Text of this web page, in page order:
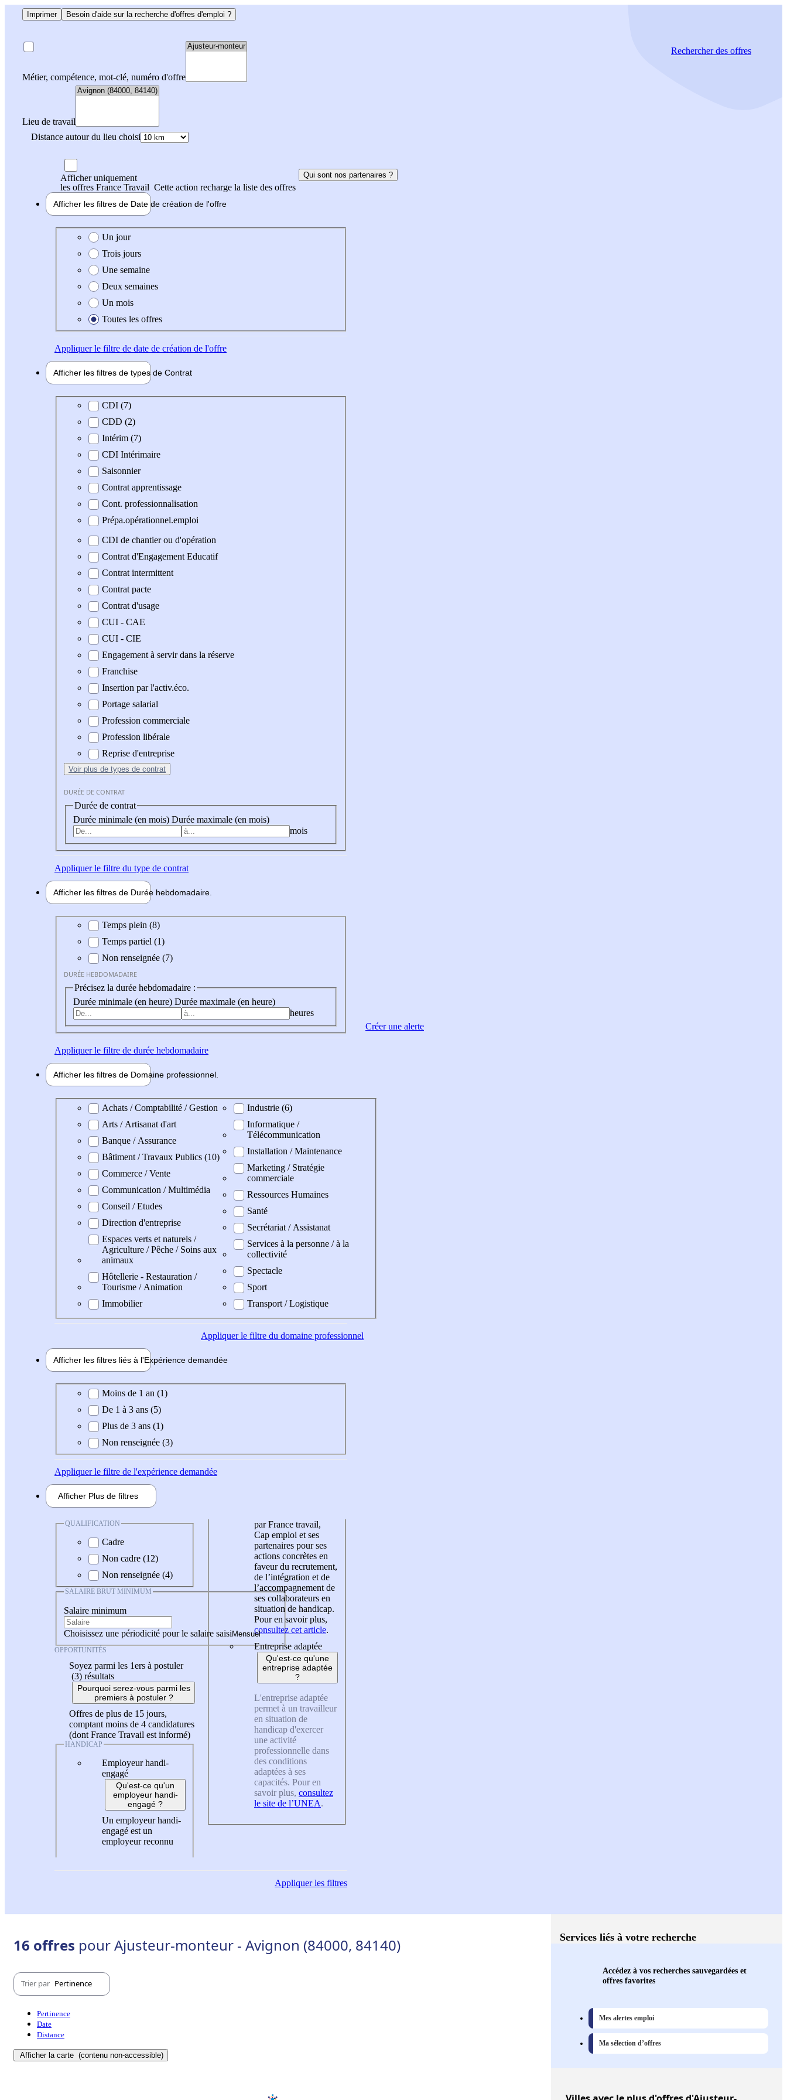
Imprimer Besoin d'aide sur la recherche d'offres d'emploi ?
Métier, compétence, mot-clé, numéro d'offre
Lieu de travail
Distance autour du lieu choisi
Rechercherdes offres
Afficher uniquement
les offres France Travail Cette action recharge la liste des offres
Qui sont nos partenaires ?
Afficher les filtres de Date de création de l'offre
Date de création de l'offre
Un jour
Trois jours
Une semaine
Deux semaines
Un mois
Toutes les offres
Appliquerle filtre de date de création de l'offre
Afficher les filtres de types de Contrat
Type de contrat
CDI (7)
CDD (2)
Intérim (7)
CDI Intérimaire
Saisonnier
Contrat apprentissage
Cont. professionnalisation
Prépa.opérationnel.emploi
CDI de chantier ou d'opération
Contrat d'Engagement Educatif
Contrat intermittent
Contrat pacte
Contrat d'usage
CUI - CAE
CUI - CIE
Engagement à servir dans la réserve
Franchise
Insertion par l'activ.éco.
Portage salarial
Profession commerciale
Profession libérale
Reprise d'entreprise
Voir plus de types de contrat
DURÉE DE CONTRAT
Durée de contrat
Durée minimale (en mois) Durée maximale (en mois)
mois
Appliquerle filtre du type de contrat
Afficher les filtres de Durée hebdomadaire
Durée hebdomadaire
Temps plein (8)
Temps partiel (1)
Non renseignée (7)
DURÉE HEBDOMADAIRE
Précisez la durée hebdomadaire :
Durée minimale (en heure) Durée maximale (en heure)
heures
Appliquerle filtre de durée hebdomadaire
Afficher les filtres de Domaine professionnel
Domaine professionel
Achats / Comptabilité / Gestion
Arts / Artisanat d'art
Banque / Assurance
Bâtiment / Travaux Publics (10)
Commerce / Vente
Communication / Multimédia
Conseil / Etudes
Direction d'entreprise
Espaces verts et naturels /
Agriculture / Pêche / Soins aux
animaux
Hôtellerie - Restauration /
Tourisme / Animation
Immobilier
Industrie (6)
Informatique /
Télécommunication
Installation / Maintenance
Marketing / Stratégie
commerciale
Ressources Humaines
Santé
Secrétariat / Assistanat
Services à la personne / à la
collectivité
Spectacle
Sport
Transport / Logistique
Appliquerle filtre du domaine professionnel
Afficher les filtres liés à l'Expérience demandée
Expérience demandée
Moins de 1 an (1)
De 1 à 3 ans (5)
Plus de 3 ans (1)
Non renseignée (3)
Appliquerle filtre de l'expérience demandée
Afficher Plus de filtres
QUALIFICATION
Cadre
Non cadre (12)
Non renseignée (4)
SALAIRE BRUT MINIMUM
Salaire minimum
Choisissez une périodicité pour le salaire saisi
OPPORTUNITÉS
Soyez parmi les 1ers à postuler
(3) résultats
Pourquoi serez-vous parmi les
premiers à postuler ?
Offres de plus de 15 jours,
comptant moins de 4 candidatures
(dont France Travail est informé)
HANDICAP
Employeur handi-
engagé
Qu'est-ce qu'un
employeur handi-
engagé ?
Un employeur handi-
engagé est un
employeur reconnu
par France travail,
Cap emploi et ses
partenaires pour ses
actions concrètes en
faveur du recrutement,
de l’intégration et de
l’accompagnement de
ses collaborateurs en
situation de handicap.
Pour en savoir plus,
consultez cet article.
Entreprise adaptée
Qu'est-ce qu'une
entreprise adaptée
?
L'entreprise adaptée
permet à un travailleur
en situation de
handicap d'exercer
une activité
professionnelle dans
des conditions
adaptées à ses
capacités. Pour en
savoir plus, consultez
le site de l’UNEA.
Appliquerles filtres
Créer une alerte
16 offres pour Ajusteur-monteur - Avignon (84000, 84140)
Trier par Pertinence
Pertinence
Date
Distance
Afficher la carte (contenu non-accessible)
Services liés à votre recherche
Accédez à vos recherches sauvegardées et
offres favorites
Mes alertes emploi
Ma sélection d’offres